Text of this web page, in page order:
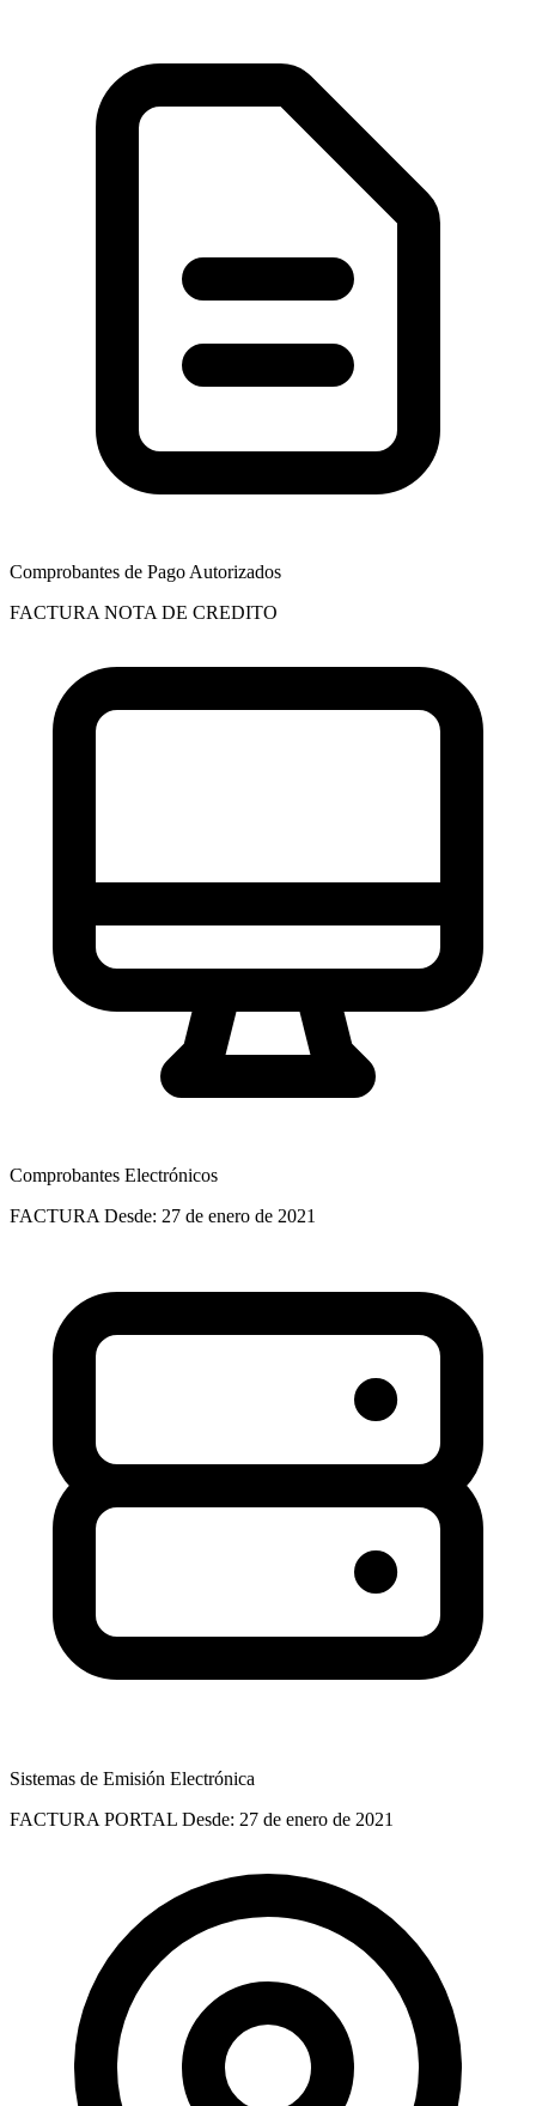
Comprobantes de Pago Autorizados
FACTURA NOTA DE CREDITO
Comprobantes Electrónicos
FACTURA Desde: 27 de enero de 2021
Sistemas de Emisión Electrónica
FACTURA PORTAL Desde: 27 de enero de 2021